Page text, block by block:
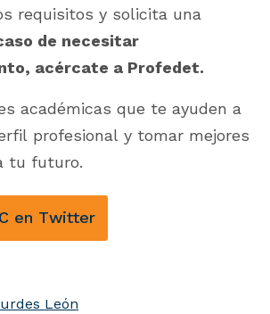
requisitos y solicita una
de necesitar
acércate a Profedet.
académicas que te ayuden a
profesional y tomar mejores
tu futuro.
en Twitter
León